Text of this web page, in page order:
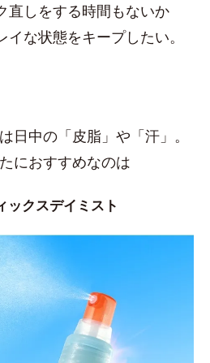
直しをする時間もないか
な状態をキープしたい。
日中の「皮脂」や「汗」。
におすすめなのは
ックスデイミスト